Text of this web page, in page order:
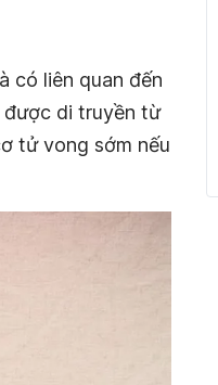
có liên quan đến
được di truyền từ
tử vong sớm nếu